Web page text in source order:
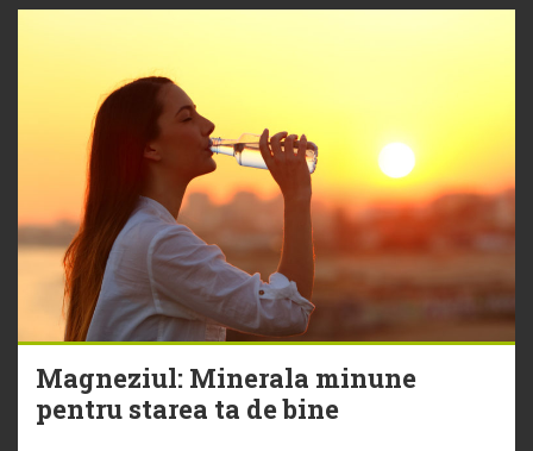
Magneziul: Minerala minune
pentru starea ta de bine